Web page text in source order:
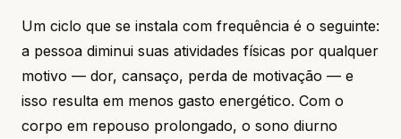
Um ciclo que se instala com frequência é o seguinte:
a pessoa diminui suas atividades físicas por qualquer
motivo — dor, cansaço, perda de motivação — e
isso resulta em menos gasto energético. Com o
corpo em repouso prolongado, o sono diurno